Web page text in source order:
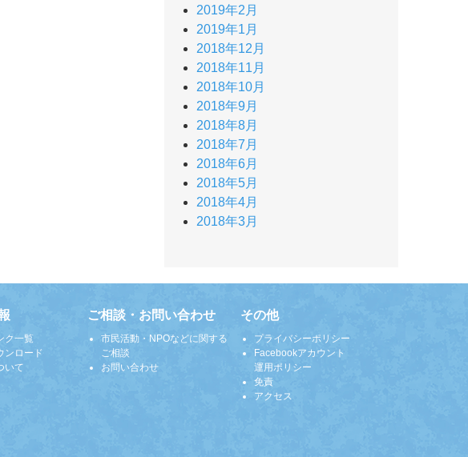
2019年2月
2019年1月
2018年12月
2018年11月
2018年10月
2018年9月
2018年8月
2018年7月
2018年6月
2018年5月
2018年4月
2018年3月
ク一覧
ンロード
いて
ご相談・お問い合わせ
市民活動・NPOなどに関する
ご相談
お問い合わせ
その他
プライバシーポリシー
Facebookアカウント
運用ポリシー
免責
アクセス